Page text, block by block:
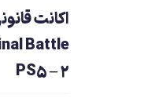
2 – PS5